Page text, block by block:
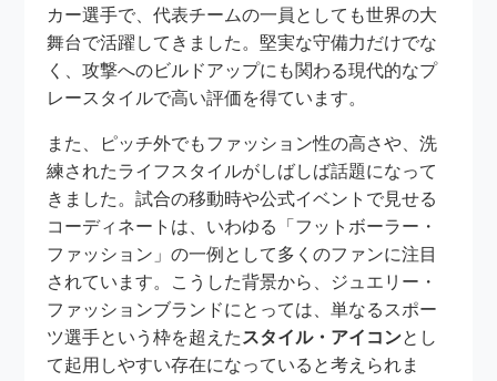
カー選手で、代表チームの一員としても世界の大
舞台で活躍してきました。堅実な守備力だけでな
く、攻撃へのビルドアップにも関わる現代的なプ
レースタイルで高い評価を得ています。
また、ピッチ外でもファッション性の高さや、洗
練されたライフスタイルがしばしば話題になって
きました。試合の移動時や公式イベントで見せる
コーディネートは、いわゆる「フットボーラー・
ファッション」の一例として多くのファンに注目
されています。こうした背景から、ジュエリー・
ファッションブランドにとっては、単なるスポー
ツ選手という枠を超えたスタイル・アイコンとし
て起用しやすい存在になっていると考えられま